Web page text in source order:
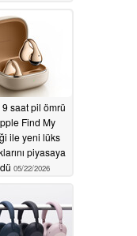
saat pil ömrü
Find My
ile yeni lüks
piyasaya
05/22/2026